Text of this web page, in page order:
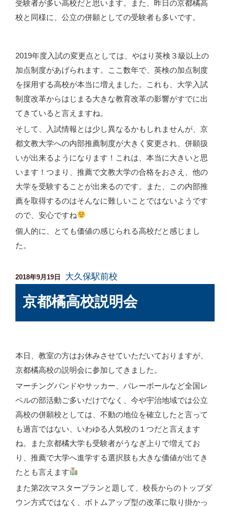
受験者が多い高校だと思います。また、昨日の京都橘高
校と同様に、公立の併願としての受験者も多いです。
2019年度入試の変更点としては、やはり英検３級以上の
加点制度があげられます。ここ数年で、英検の加点制度
を採用する高校が本当に増えました。これも、大学入試
制度改革からはじまる大きな教育改革の影響がすでに出
てきていると言えますね。
そして、入試情報とは少し異なるかもしれませんが、京
都文教大学への内部推薦制度が大きく変更され、併願扱
いが出来るようになります！これは、本当に大きいと思
います！つまり、推薦で文教大学の合格をおさえ、他の
大学を受験することが出来るのです。また、この内部推
薦を取得するのはそんなに難しいことではないようです
ので、安心ですね
個人的に、とても価値の感じられる高校だと感じまし
た。
投
日:
2018年9月19日 大久保駅前校
京都橘高校説明会
本日、教室の方はお休みさせていただいておりますが、
京都橘高校の説明会に参加してきました。
マーチングバンドやサッカー、バレーボールなど全国レ
ベルの部活動ご多いだけでなく、今や宇治地域では公立
高校の併願校としては、不動の地位を確立したと言って
も過言ではない、いわゆる人気校の１つだと言えます
ね。また京都橘大学も受験者がうなぎ上りで増えてお
り、推薦で大学へ進学する選択肢も大きな価値が出てき
たとも言えます
また第2次マスタープランと題して、校長からのトップダ
ウン方式ではなく、ボトムアップ型の改革に取り掛かっ